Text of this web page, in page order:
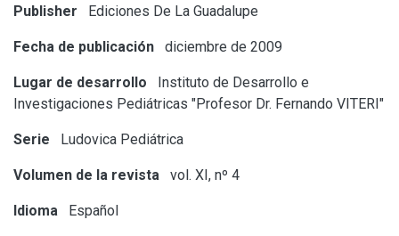
Publisher Ediciones De La Guadalupe
Fecha de publicación diciembre de 2009
Lugar de desarrollo
Instituto de Desarrollo e
Investigaciones Pediátricas "Profesor Dr. Fernando VITERI"
Serie Ludovica Pediátrica
Volumen de la revista vol. XI, nº 4
Idioma Español